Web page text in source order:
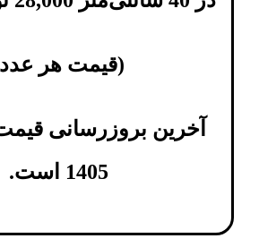
(قیمت هر عدد
1405 است.